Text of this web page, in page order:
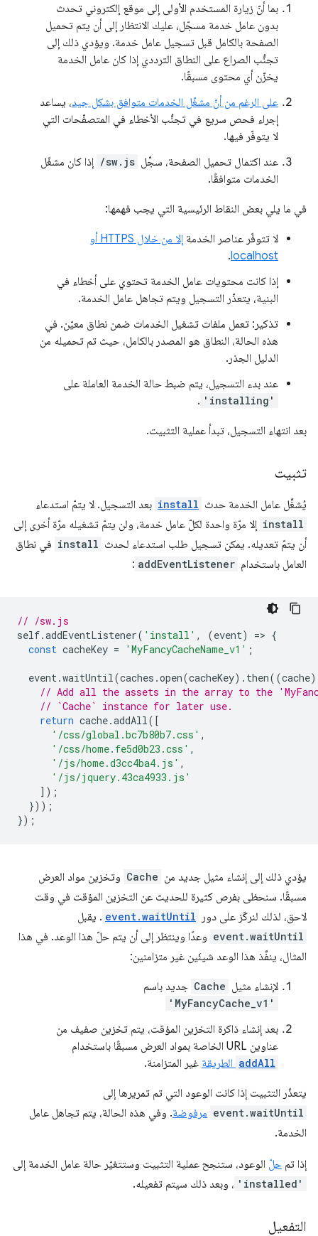
بما أنّ زيارة المستخدم الأولى إلى موقع إلكتروني تحدث
بدون عامل خدمة مسجّل، عليك الانتظار إلى أن يتم تحميل
الصفحة بالكامل قبل تسجيل عامل خدمة. ويؤدي ذلك إلى
تجنُّب الصراع على النطاق الترددي إذا كان عامل الخدمة
يخزّن أي محتوى مسبقًا.
على الرغم من أنّ مشغّل الخدمات متوافق بشكل جيد، يساعد
إجراء فحص سريع في تجنُّب الأخطاء في المتصفّحات التي
لا يتوفّر فيها.
عند اكتمال تحميل الصفحة، سجِّل /sw.js إذا كان مشغّل
الخدمات متوافقًا.
في ما يلي بعض النقاط الرئيسية التي يجب فهمها:
لا تتوفّر عناصر الخدمة
إلا من خلال HTTPS أو
localhost
.
إذا كانت محتويات عامل الخدمة تحتوي على أخطاء في
البنية، يتعذّر التسجيل ويتم تجاهل عامل الخدمة.
تذكير: تعمل ملفات تشغيل الخدمات ضمن نطاق معيّن. في
هذه الحالة، النطاق هو المصدر بالكامل، حيث تم تحميله من
الدليل الجذر.
عند بدء التسجيل، يتم ضبط حالة الخدمة العاملة على
'installing'
.
بعد انتهاء التسجيل، تبدأ عملية التثبيت.
تثبيت
يُشغِّل عامل الخدمة حدث install بعد التسجيل. لا يتمّ استدعاء
install إلا مرّة واحدة لكلّ عامل خدمة، ولن يتمّ تشغيله مرّة أخرى إلى
أن يتمّ تعديله. يمكن تسجيل طلب استدعاء لحدث install في نطاق
العامل باستخدام addEventListener
:
// /sw.js
self.addEventListener( 'install' , (event) => {
const cacheKey = 'MyFancyCacheName_v1' ;
event.waitUntil(caches .open(cacheKey). then((cache)
// Add all the assets in the array to the
// `Cache` instance for later use.
return cache.addAll([
'/css/global.bc7b80b7.css' ,
'/css/home.fe5d0b23.css' ,
'/js/home.d3cc4ba4.js' ,
'/js/jquery.43ca4933.js'
]);
}));
});
يؤدي ذلك إلى إنشاء مثيل جديد من Cache وتخزين مواد العرض
مسبقًا. سنحظى بفرص كثيرة للحديث عن التخزين المؤقت في وقت
لاحق، لذلك لنركّز على دور
event.waitUntil . يقبل
event.waitUntil وعدًا وينتظر إلى أن يتم حلّ هذا الوعد. في هذا
المثال، ينفِّذ هذا الوعد شيئَين غير متزامنين:
لإنشاء مثيل Cache جديد باسم
'MyFancyCache_v1'
بعد إنشاء ذاكرة التخزين المؤقت، يتم تخزين صفيف من
عناوين URL الخاصة بمواد العرض مسبقًا باستخدام
addAll الطريقة غير المتزامنة.
يتعذّر التثبيت إذا كانت الوعود التي تم تمريرها إلى
event.waitUntil مرفوضة. وفي هذه الحالة، يتم تجاهل عامل
الخدمة.
إذا تم حلّ الوعود، ستنجح عملية التثبيت وستتغيّر حالة عامل الخدمة إلى
'installed' ، وبعد ذلك سيتم تفعيله.
التفعيل